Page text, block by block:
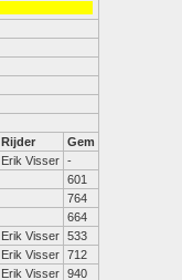
Rijder
Gem
Erik Visser -
601
764
664
Erik Visser 533
Erik Visser 712
Erik Visser 940